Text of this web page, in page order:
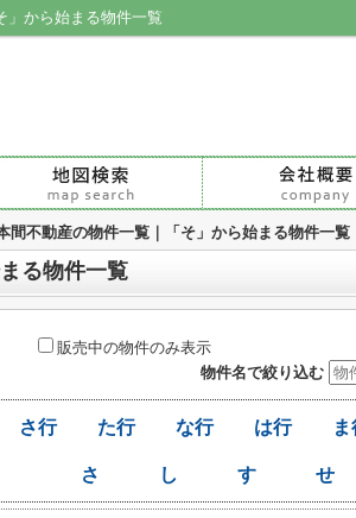
」から始まる物件一覧
間不動産の物件一覧｜「そ」から始まる物件一覧
る物件一覧
販売中の物件のみ表示
物件名で絞り込む
さ行 た行 な行 は行
さ し す せ